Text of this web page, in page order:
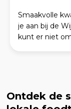
Smaakvolle
je aan bij de
kunt er niet
Ontdek de